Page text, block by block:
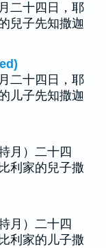
二十四日，耶
兒子先知撒迦
二十四日，耶
儿子先知撒迦
月）二十四
利家的兒子撒
月）二十四
利家的儿子撒